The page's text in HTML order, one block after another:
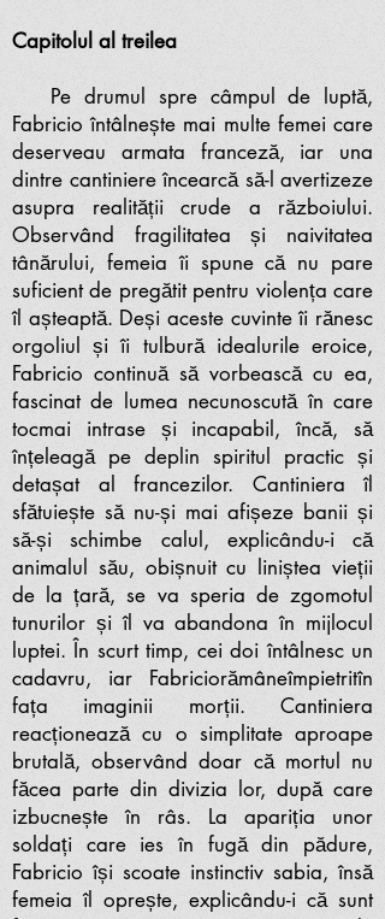
Capitolul al treilea
Pe drumul spre câmpul de luptă,
Fabricio întâlnește mai multe femei care
deserveau armata franceză, iar una
dintre cantiniere încearcă să-l avertizeze
asupra realității crude a războiului.
Observând fragilitatea și naivitatea
tânărului, femeia îi spune că nu pare
suficient de pregătit pentru violența care
îl așteaptă. Deși aceste cuvinte îi rănesc
orgoliul și îi tulbură idealurile eroice,
Fabricio continuă să vorbească cu ea,
fascinat de lumea necunoscută în care
tocmai intrase și incapabil, încă, să
înțeleagă pe deplin spiritul practic și
detașat al francezilor. Cantiniera îl
sfătuiește să nu-și mai afișeze banii și
să-și schimbe calul, explicându-i că
animalul său, obișnuit cu liniștea vieții
de la țară, se va speria de zgomotul
tunurilor și îl va abandona în mijlocul
luptei. În scurt timp, cei doi întâlnesc un
cadavru, iar Fabriciorămâneîmpietritîn
fața imaginii morții. Cantiniera
reacționează cu o simplitate aproape
brutală, observând doar că mortul nu
făcea parte din divizia lor, după care
izbucnește în râs. La apariția unor
soldați care ies în fugă din pădure,
Fabricio își scoate instinctiv sabia, însă
femeia îl oprește, explicându-i că sunt